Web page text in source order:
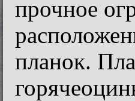
прочное
планок.